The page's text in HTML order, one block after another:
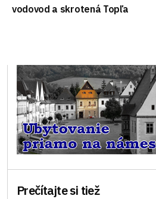
vodovod a skrotená Topľa
Prečítajte si tiež